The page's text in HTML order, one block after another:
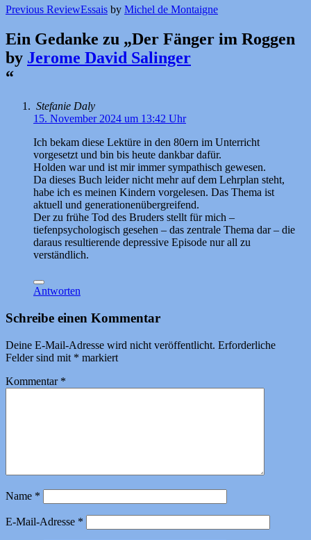
Previous ReviewEssais by Michel de Montaigne
Ein Gedanke zu „Der Fänger im Roggen
by Jerome David Salinger
“
Stefanie Daly
15. November 2024 um 13:42 Uhr
Ich bekam diese Lektüre in den 80ern im Unterricht
vorgesetzt und bin bis heute dankbar dafür.
Holden war und ist mir immer sympathisch gewesen.
Da dieses Buch leider nicht mehr auf dem Lehrplan steht,
habe ich es meinen Kindern vorgelesen. Das Thema ist
aktuell und generationenübergreifend.
Der zu frühe Tod des Bruders stellt für mich –
tiefenpsychologisch gesehen – das zentrale Thema dar – die
daraus resultierende depressive Episode nur all zu
verständlich.
Antworten
Schreibe einen Kommentar
Deine E-Mail-Adresse wird nicht veröffentlicht. Erforderliche
Felder sind mit * markiert
Kommentar *
Name *
E-Mail-Adresse *